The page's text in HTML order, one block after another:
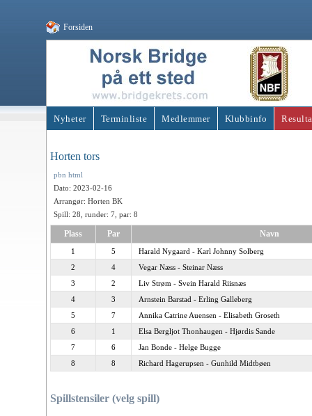
Forsiden
Nyheter Terminliste Medlemmer Klubbinfo
Horten tors
pbn html
Dato: 2023-02-16
Arrangør: Horten BK
Spill: 28, runder: 7, par: 8
Plass Par Navn
1 5
Harald Nygaard - Karl Johnny Solberg
2
4
Vegar Næss - Steinar Næss
3
2
Liv Strøm - Svein Harald Riisnæs
4
3
Arnstein Barstad - Erling Galleberg
5
7
Annika Catrine Auensen - Elisabeth Groseth
6
1
Elsa Bergljot Thonhaugen - Hjørdis Sande
7
6
Jan Bonde - Helge Bugge
8
8 Richard Hagerupsen - Gunhild Midtbøen
Spillstensiler (velg spill)